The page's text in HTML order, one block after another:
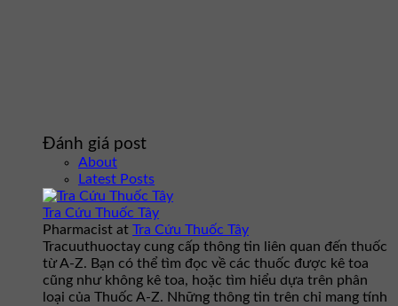
Đánh giá post
About
Latest Posts
Tra Cứu Thuốc Tây
Pharmacist at Tra Cứu Thuốc Tây
Tracuuthuoctay cung cấp thông tin liên quan đến thuốc
từ A-Z. Bạn có thể tìm đọc về các thuốc được kê toa
cũng như không kê toa, hoặc tìm hiểu dựa trên phân
loại của Thuốc A-Z. Những thông tin trên chỉ mang tính